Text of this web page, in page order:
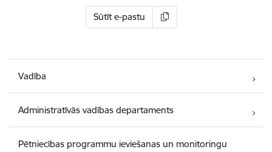
Sūtīt e-pastu
Vadība
Administratīvās vadības departaments
Pētniecības programmu ieviešanas un monitoringu